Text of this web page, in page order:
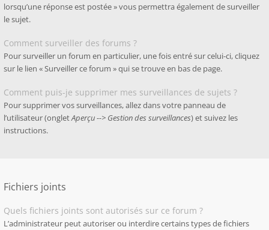
lorsqu’une réponse est postée » vous permettra également de surveiller
le sujet.
Comment surveiller des forums ?
Pour surveiller un forum en particulier, une fois entré sur celui-ci, cliquez
sur le lien « Surveiller ce forum » qui se trouve en bas de page.
Comment puis-je supprimer mes surveillances de sujets ?
Pour supprimer vos surveillances, allez dans votre panneau de
l’utilisateur (ongletAperçu --> Gestion des surveillances) et suivez les
instructions.
Fichiers joints
Quels fichiers joints sont autorisés sur ce forum ?
L’administrateur peut autoriser ou interdire certains types de fichiers